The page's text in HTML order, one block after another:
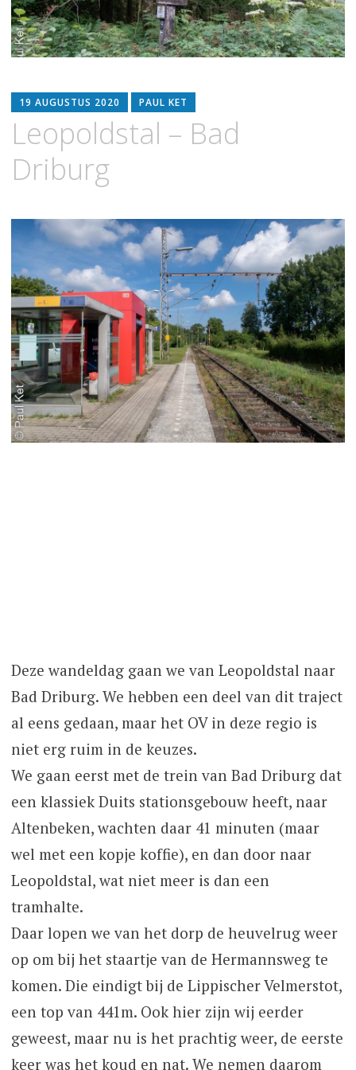
19 AUGUSTUS 2020 PAUL KET
Leopoldstal – Bad
Driburg
Deze wandeldag gaan we van Leopoldstal naar
Bad Driburg. We hebben een deel van dit traject
al eens gedaan, maar het OV in deze regio is
niet erg ruim in de keuzes.
We gaan eerst met de trein van Bad Driburg dat
een klassiek Duits stationsgebouw heeft, naar
Altenbeken, wachten daar 41 minuten (maar
wel met een kopje koffie), en dan door naar
Leopoldstal, wat niet meer is dan een
tramhalte.
Daar lopen we van het dorp de heuvelrug weer
op om bij het staartje van de Hermannsweg te
komen. Die eindigt bij de Lippischer Velmerstot,
een top van 441m. Ook hier zijn wij eerder
geweest, maar nu is het prachtig weer, de eerste
keer was het koud en nat. We nemen daarom